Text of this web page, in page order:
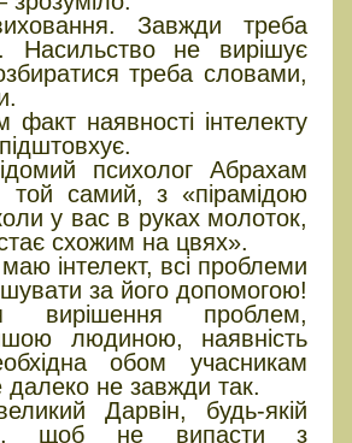
Завжди треба
Насильство не вирішує
треба словами,
факт наявності інтелекту
психолог Абрахам
той самий, з «пірамідою
у вас в руках молоток,
схожим на цвях».
інтелект, всі проблеми
за його допомогою!
вирішення проблем,
людиною, наявність
обом учасникам
далеко не завжди так.
Дарвін, будь-якій
щоб не випасти з